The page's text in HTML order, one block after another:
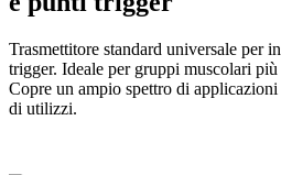
Trasmettitore standard universale per
trigger. Ideale per gruppi muscolari
Copre un ampio spettro di
di utilizzi.